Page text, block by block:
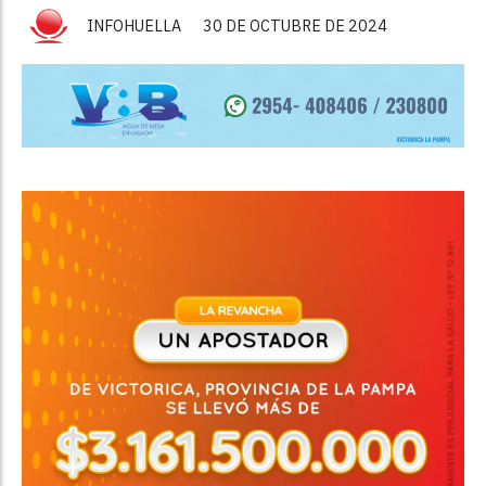
30 DE OCTUBRE DE 2024
INFOHUELLA